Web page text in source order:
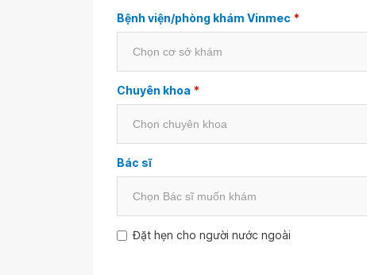
Bệnh viện/phòng khám Vinmec *
Chuyên khoa *
Bác sĩ
Đặt hẹn cho người nước ngoài